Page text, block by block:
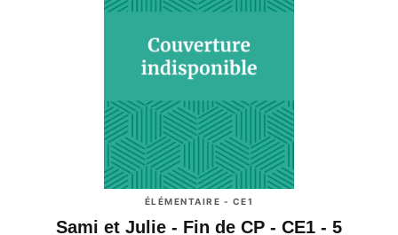
ÉLÉMENTAIRE - CE1
Sami et Julie - Fin de CP - CE1 - 5